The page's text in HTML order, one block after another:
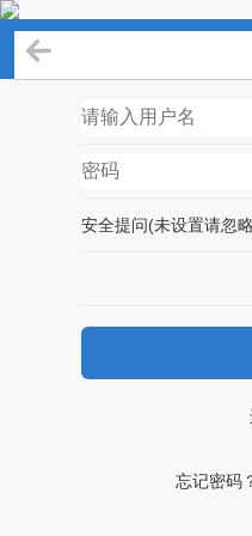
安全提问(未设置请忽
忘记密码